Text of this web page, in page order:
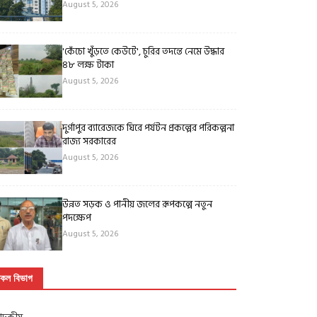
August 5, 2026
'কেঁচো খুঁড়তে কেউটে', চুরির তদন্তে নেমে উদ্ধার
৪৮ লক্ষ টাকা
August 5, 2026
দুর্গাপুর ব্যারেজকে ঘিরে পর্যটন প্রকল্পের পরিকল্পনা
রাজ্য সরকারের
August 5, 2026
উন্নত সড়ক ও পানীয় জলের রূপকল্পে নতুন
পদক্ষেপ
August 5, 2026
বিভাগ